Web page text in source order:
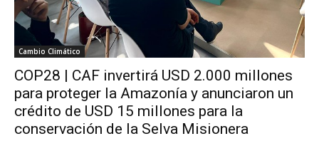
Cambio Climático
COP28 | CAF invertirá USD 2.000 millones
para proteger la Amazonía y anunciaron un
crédito de USD 15 millones para la
conservación de la Selva Misionera